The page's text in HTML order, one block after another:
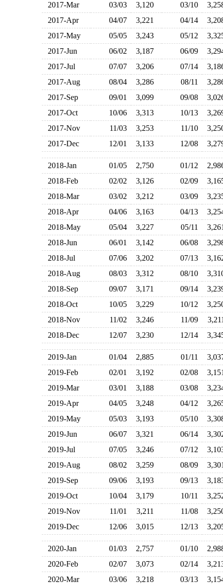
2017-Mar
03/03 3,120 03/10
2017-Apr
04/07 3,221 04/14
2017-May
05/05 3,243 05/12
2017-Jun
06/02 3,187 06/09
2017-Jul
07/07 3,206 07/14
2017-Aug
08/04 3,286 08/11
2017-Sep
09/01 3,099 09/08
2017-Oct
10/06 3,313 10/13
2017-Nov
11/03 3,253 11/10
2017-Dec
12/01 3,133 12/08
2018-Jan 01/05 2,750 01/12
2018-Feb
02/02 3,126 02/09
2018-Mar
03/02 3,212 03/09
2018-Apr
04/06 3,163 04/13
2018-May
05/04 3,227 05/11
2018-Jun
06/01 3,142 06/08
2018-Jul
07/06 3,202 07/13
2018-Aug
08/03 3,312 08/10
2018-Sep
09/07 3,171 09/14
2018-Oct
10/05 3,229 10/12
2018-Nov
11/02 3,246 11/09
2018-Dec
12/07 3,230 12/14
2019-Jan 01/04 2,885 01/11
2019-Feb
02/01 3,192 02/08
2019-Mar
03/01 3,188 03/08
2019-Apr
04/05 3,248 04/12
2019-May
05/03 3,193 05/10
2019-Jun
06/07 3,321 06/14
2019-Jul
07/05 3,246 07/12
2019-Aug
08/02 3,259 08/09
2019-Sep
09/06 3,193 09/13
2019-Oct
10/04 3,179 10/11
2019-Nov
11/01 3,211 11/08
2019-Dec
12/06 3,015 12/13
2020-Jan 01/03 2,757 01/10
2020-Feb
02/07 3,073 02/14
2020-Mar
03/06 3,218 03/13